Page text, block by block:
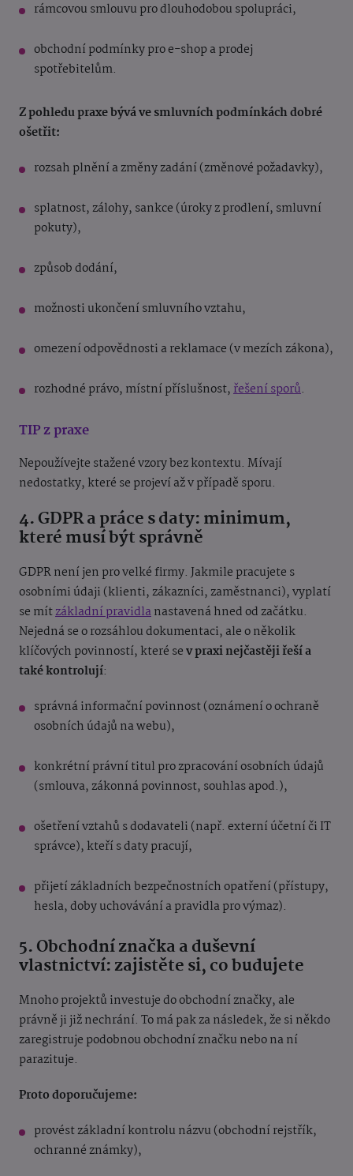
rámcovou smlouvu pro dlouhodobou spolupráci,
obchodní podmínky pro e-shop a prodej
spotřebitelům.
Z pohledu praxe bývá ve smluvních podmínkách dobré
ošetřit:
rozsah plnění a změny zadání (změnové požadavky),
splatnost, zálohy, sankce (úroky z prodlení, smluvní
pokuty),
způsob dodání,
možnosti ukončení smluvního vztahu,
omezení odpovědnosti a reklamace (v mezích zákona),
rozhodné právo, místní příslušnost,řešení sporů.
TIP z praxe
Nepoužívejte stažené vzory bez kontextu. Mívají
nedostatky, které se projeví až v případě sporu.
4. GDPR a práce s daty: minimum,
které musí být správně
GDPR není jen pro velké firmy. Jakmile pracujete s
osobními údaji (klienti, zákazníci, zaměstnanci), vyplatí
se mítzákladní pravidlanastavená hned od začátku.
Nejedná se o rozsáhlou dokumentaci, ale o několik
klíčových povinností, které sev praxi nejčastěji řeší a
také kontrolují:
správná informační povinnost (oznámení o ochraně
osobních údajů na webu),
konkrétní právní titul pro zpracování osobních údajů
(smlouva, zákonná povinnost, souhlas apod.),
ošetření vztahů s dodavateli (např. externí účetní či IT
správce), kteří s daty pracují,
přijetí základních bezpečnostních opatření (přístupy,
hesla, doby uchovávání a pravidla pro výmaz).
5. Obchodní značka a duševní
vlastnictví: zajistěte si, co budujete
Mnoho projektů investuje do obchodní značky, ale
právně ji již nechrání. To má pak za následek, že si někdo
zaregistruje podobnou obchodní značku nebo na ní
parazituje.
Proto doporučujeme:
provést základní kontrolu názvu (obchodní rejstřík,
ochranné známky),